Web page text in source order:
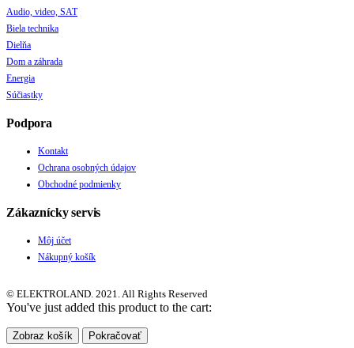
Audio, video, SAT
Biela technika
Dielňa
Dom a záhrada
Energia
Súčiastky
Podpora
Kontakt
Ochrana osobných údajov
Obchodné podmienky
Zákaznícky servis
Môj účet
Nákupný košík
© ELEKTROLAND. 2021. All Rights Reserved
You've just added this product to the cart:
Zobraz košík Pokračovať